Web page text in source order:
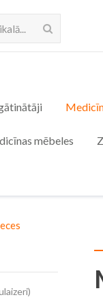
Meklēt
mēbeles